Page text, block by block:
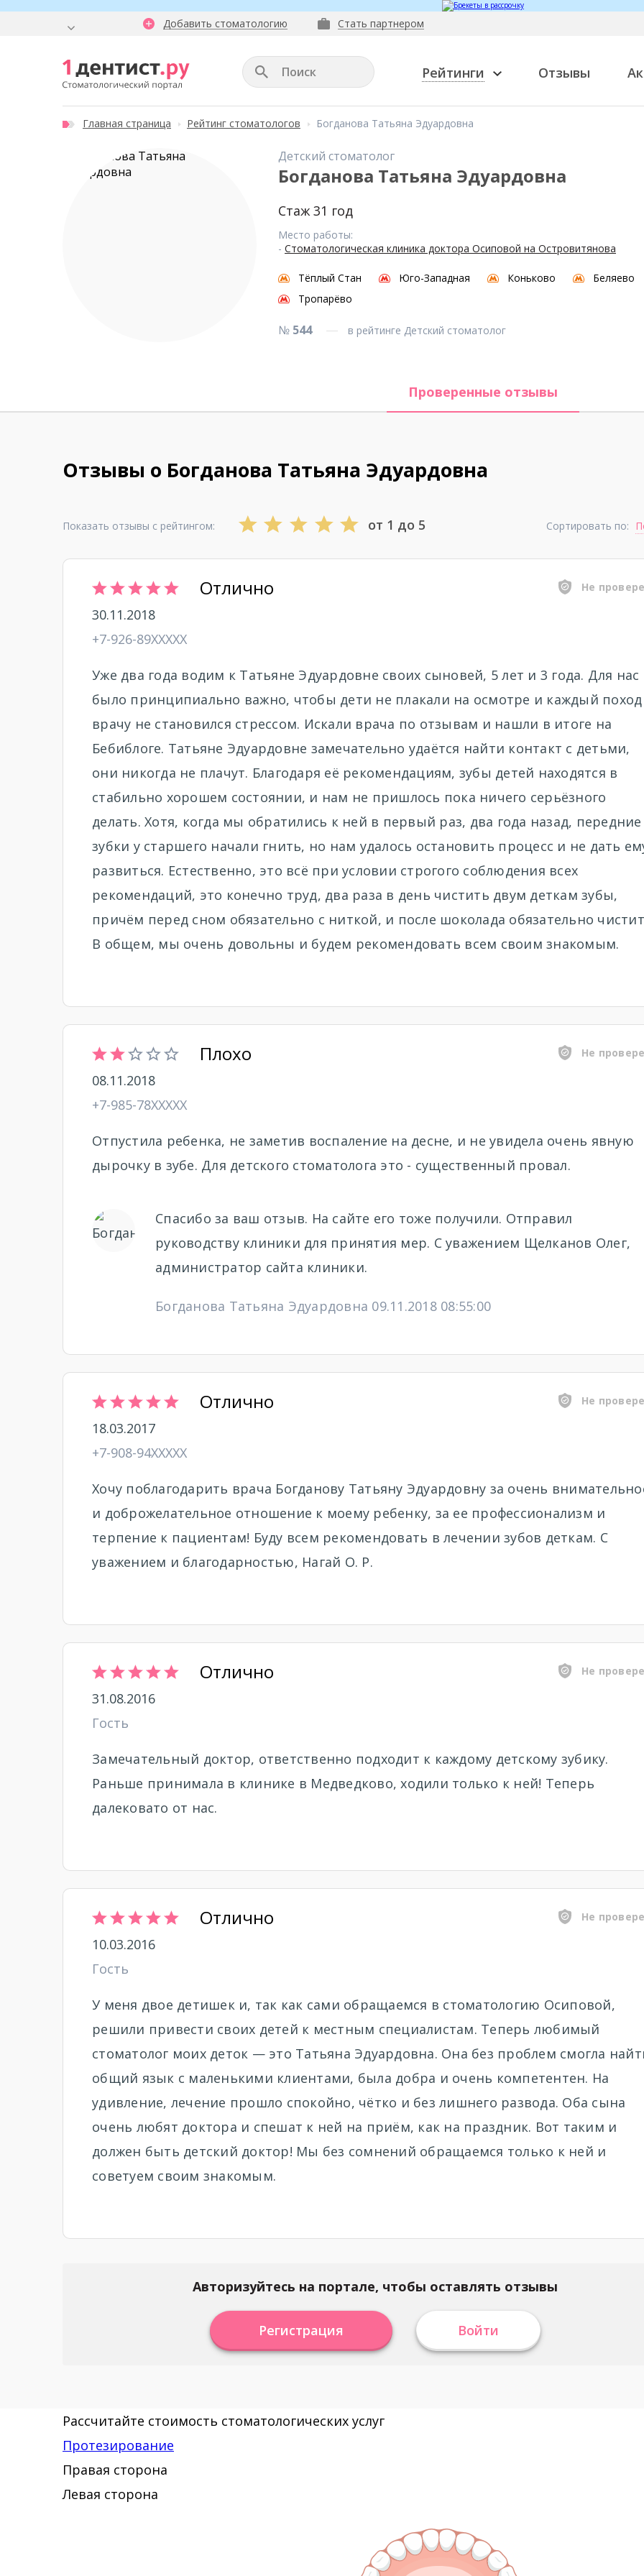
Добавить стоматологию Стать партнером
Рейтинги Отзывы
Главная страница Рейтинг стоматологов Богданова Татьяна Эдуардовна
Детский стоматолог
Богданова Татьяна Эдуардовна
Стаж 31 год
Место работы:
- Стоматологическая клиника доктора Осиповой на Островитянова
Тёплый Стан Юго-Западная Коньково
Беляево
Тропарёво
№ 544 в рейтинге Детский стоматолог
Проверенные отзывы
Отзывы о Богданова Татьяна Эдуардовна
Показать отзывы с рейтингом: от 1 до 5 Сортировать по:
Отлично Не
30.11.2018
+7-926-89XXXXX
Уже два года водим к Татьяне Эдуардовне своих сыновей, 5 лет и 3 года. Для нас
было принципиально важно, чтобы дети не плакали на осмотре и каждый поход
врачу не становился стрессом. Искали врача по отзывам и нашли в итоге на
Бебиблоге. Татьяне Эдуардовне замечательно удаётся найти контакт с детьми,
они никогда не плачут. Благодаря её рекомендациям, зубы детей находятся в
стабильно хорошем состоянии, и нам не пришлось пока ничего серьёзного
делать. Хотя, когда мы обратились к ней в первый раз, два года назад, передние
зубки у старшего начали гнить, но нам удалось остановить процесс и не дать
развиться. Естественно, это всё при условии строгого соблюдения всех
рекомендаций, это конечно труд, два раза в день чистить двум деткам зубы,
причём перед сном обязательно с ниткой, и после шоколада обязательно
В общем, мы очень довольны и будем рекомендовать всем своим знакомым.
Плохо Не
08.11.2018
+7-985-78XXXXX
Отпустила ребенка, не заметив воспаление на десне, и не увидела очень явную
дырочку в зубе. Для детского стоматолога это - существенный провал.
Спасибо за ваш отзыв. На сайте его тоже получили. Отправил
руководству клиники для принятия мер. С уважением Щелканов Олег,
администратор сайта клиники.
Богданова Татьяна Эдуардовна 09.11.2018 08:55:00
Отлично Не
18.03.2017
+7-908-94XXXXX
Хочу поблагодарить врача Богданову Татьяну Эдуардовну за очень
и доброжелательное отношение к моему ребенку, за ее профессионализм и
терпение к пациентам! Буду всем рекомендовать в лечении зубов деткам. С
уважением и благодарностью, Нагай О. Р.
Отлично Не
31.08.2016
Гость
Замечательный доктор, ответственно подходит к каждому детскому зубику.
Раньше принимала в клинике в Медведково, ходили только к ней! Теперь
далековато от нас.
Отлично Не
10.03.2016
Гость
У меня двое детишек и, так как сами обращаемся в стоматологию Осиповой,
решили привести своих детей к местным специалистам. Теперь любимый
стоматолог моих деток — это Татьяна Эдуардовна. Она без проблем смогла
общий язык с маленькими клиентами, была добра и очень компетентен. На
удивление, лечение прошло спокойно, чётко и без лишнего развода. Оба сына
очень любят доктора и спешат к ней на приём, как на праздник. Вот таким и
должен быть детский доктор! Мы без сомнений обращаемся только к ней и
советуем своим знакомым.
Авторизуйтесь на портале, чтобы оставлять отзывы
Регистрация Войти
Рассчитайте стоимость стоматологических услуг
Протезирование
Правая сторона
Левая сторона